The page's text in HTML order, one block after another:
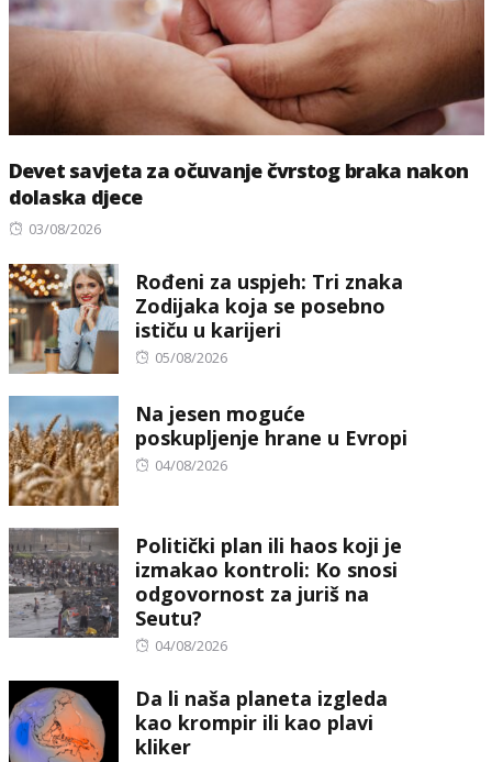
Devet savjeta za očuvanje čvrstog braka nakon
dolaska djece
Posted
03/08/2026
Rođeni za uspjeh: Tri znaka
Zodijaka koja se posebno
ističu u karijeri
Posted
05/08/2026
Na jesen moguće
poskupljenje hrane u Evropi
Posted
04/08/2026
Politički plan ili haos koji je
izmakao kontroli: Ko snosi
odgovornost za juriš na
Seutu?
Posted
04/08/2026
Da li naša planeta izgleda
kao krompir ili kao plavi
kliker